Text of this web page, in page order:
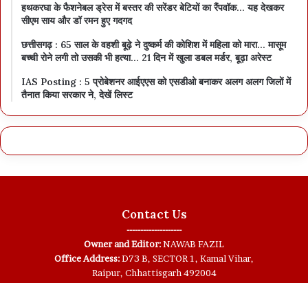
हथकरघा के फैशनेबल ड्रेस में बस्तर की सरेंडर बेटियों का रैंपवॉक… यह देखकर
सीएम साय और डॉ रमन हुए गदगद
छत्तीसगढ़ : 65 साल के वहशी बूढ़े ने दुष्कर्म की कोशिश में महिला को मारा… मासूम
बच्ची रोने लगी तो उसकी भी हत्या… 21 दिन में खुला डबल मर्डर, बूढ़ा अरेस्ट
IAS Posting : 5 प्रोबेशनर आईएएस को एसडीओ बनाकर अलग अलग जिलों में
तैनात किया सरकार ने, देखें लिस्ट
Contact Us
--------------------
Owner and Editor:NAWAB FAZIL
Office Address:D73 B, SECTOR 1, Kamal Vihar,
Raipur, Chhattisgarh 492004